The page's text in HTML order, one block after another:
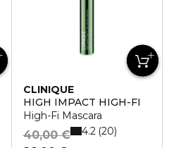
CLINIQUE
HIGH IMPACT HIGH-FI
High-Fi Mascara
40,00 € 4.2 20